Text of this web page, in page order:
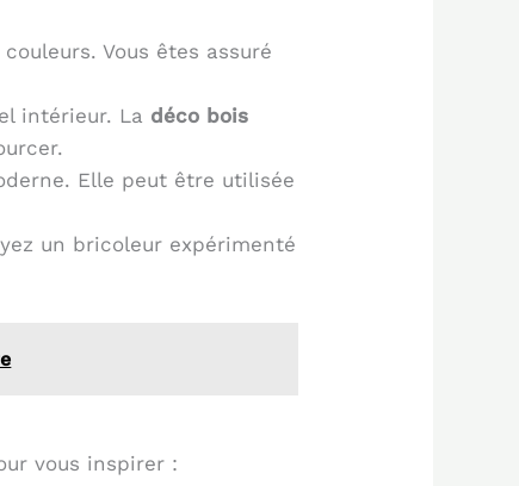
Vous êtes assuré
intérieur. La déco bois
Elle peut être utilisée
un bricoleur expérimenté
vous inspirer :